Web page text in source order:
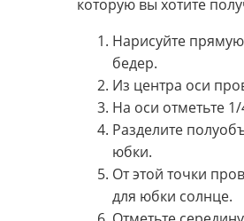
которую вы хотите
Нарисуйте
бедер.
Из центра оси
На оси отметьте
Разделите
юбки.
От этой точки
для юбки солнце.